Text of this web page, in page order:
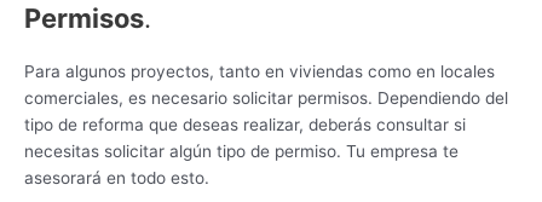
Permisos.
Para algunos proyectos, tanto en viviendas como en locales
comerciales, es necesario solicitar permisos. Dependiendo del
tipo de reforma que deseas realizar, deberás consultar si
necesitas solicitar algún tipo de permiso. Tu empresa te
asesorará en todo esto.